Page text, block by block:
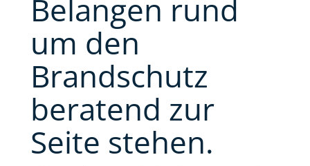
Belangen rund
um den
Brandschutz
beratend zur
Seite stehen.